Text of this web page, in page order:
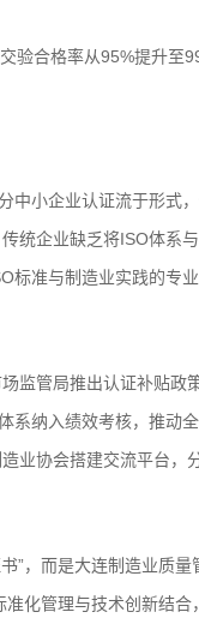
验合格率从95%提升至
中小企业认证流于形式
统企业缺乏将ISO体系
标准与制造业实践的专
监管局推出认证补贴政
系纳入绩效考核，推动
业协会搭建交流平台，
”，而是大连制造业质
化管理与技术创新结合